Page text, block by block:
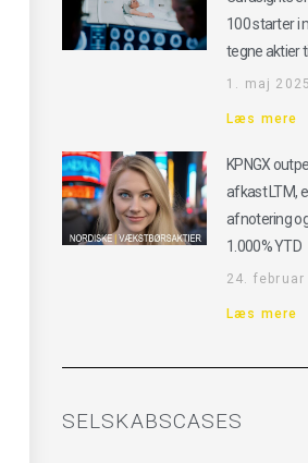
100 starter i
tegne aktier
1. maj 2025
Læs mere
KPNGX
afkast LTM,
afnotering
1.000% YTD
24. februar
Læs mere
SELSKABSCASES